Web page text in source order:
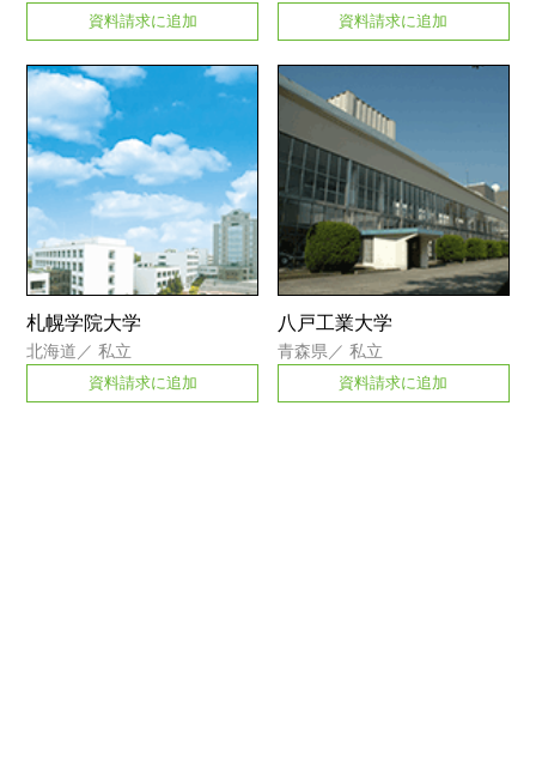
資料請求に追加 資料請求に追加
札幌学院大学
北海道 ／私立
資料請求に追加
八戸工業大学
青森県 ／私立
資料請求に追加